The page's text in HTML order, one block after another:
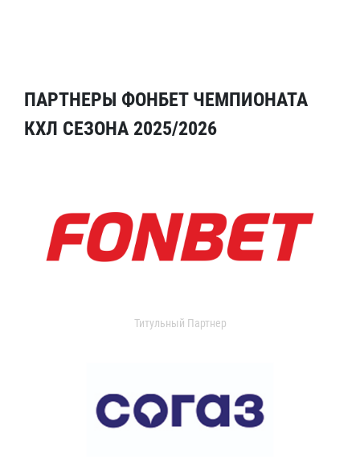
ПАРТНЕРЫ ФОНБЕТ ЧЕМПИОНАТА
КХЛ СЕЗОНА 2025/2026
Титульный Партнер